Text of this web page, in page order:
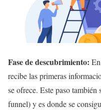
Fase de descubrimiento:
recibe las primeras
se ofrece. Este paso también
funnel) y es donde se